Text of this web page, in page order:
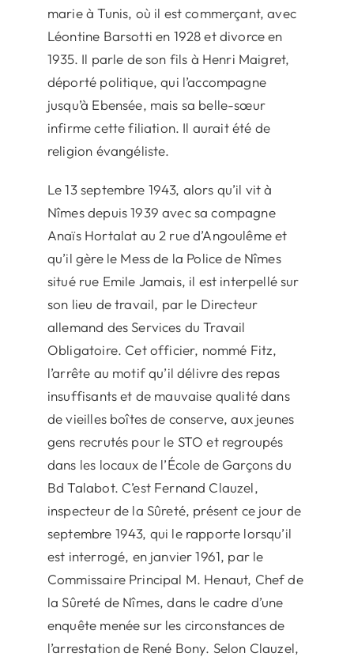
marie à Tunis, où il est commerçant, avec
Léontine Barsotti en 1928 et divorce en
1935. Il parle de son fils à Henri Maigret,
déporté politique, qui l’accompagne
jusqu’à Ebensée, mais sa belle-sœur
infirme cette filiation. Il aurait été de
religion évangéliste.
Le 13 septembre 1943, alors qu’il vit à
Nîmes depuis 1939 avec sa compagne
Anaïs Hortalat au 2 rue d’Angoulême et
qu’il gère le Mess de la Police de Nîmes
situé rue Emile Jamais, il est interpellé sur
son lieu de travail, par le Directeur
allemand des Services du Travail
Obligatoire. Cet officier, nommé Fitz,
l’arrête au motif qu’il délivre des repas
insuffisants et de mauvaise qualité dans
de vieilles boîtes de conserve, aux jeunes
gens recrutés pour le STO et regroupés
dans les locaux de l’École de Garçons du
Bd Talabot. C’est Fernand Clauzel,
inspecteur de la Sûreté, présent ce jour de
septembre 1943, qui le rapporte lorsqu’il
est interrogé, en janvier 1961, par le
Commissaire Principal M. Henaut, Chef de
la Sûreté de Nîmes, dans le cadre d’une
enquête menée sur les circonstances de
l’arrestation de René Bony. Selon Clauzel,